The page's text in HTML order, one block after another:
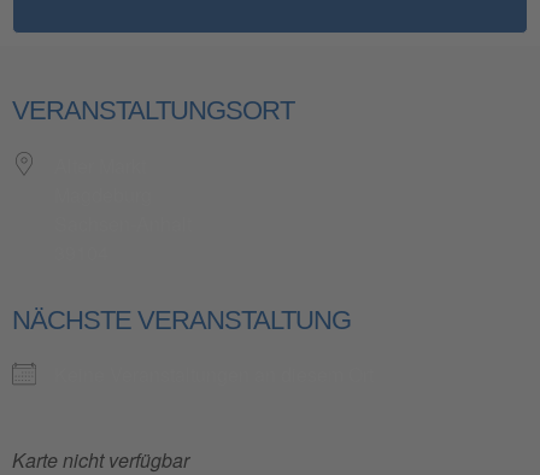
VERANSTALTUNGSORT
NÄCHSTE VERANSTALTUNG
Karte nicht verfügbar